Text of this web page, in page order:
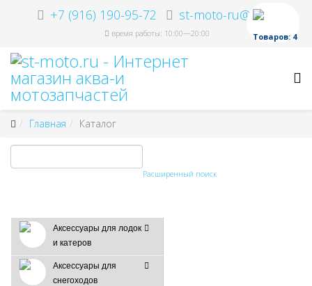
+7 (916) 190-95-72 st-moto-ru@ya.ru
время работы: 10:00—20:00 Товаров: 4
Главная Каталог
Расширенный поиск
Аксессуары для лодок
и катеров
Аксессуары для
снегоходов